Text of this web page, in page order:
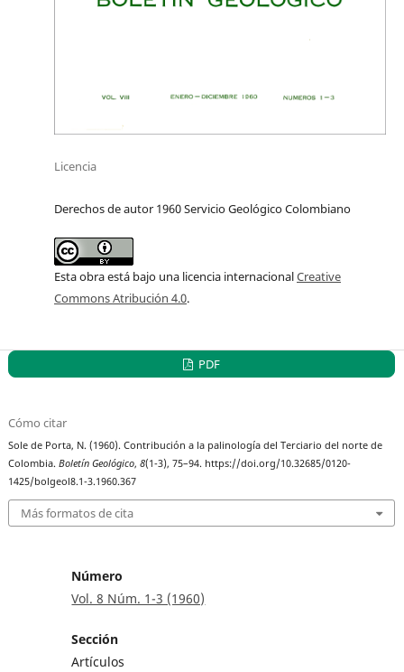
Licencia
Derechos de autor 1960 Servicio Geológico Colombiano
Esta obra está bajo una licencia internacionalCreative
Commons Atribución 4.0.
PDF
Cómo citar
Sole de Porta, N. (1960). Contribución a la palinología del Terciario del norte de
Colombia.Boletín Geológico,8(1-3), 75–94. https://doi.org/10.32685/0120-
1425/bolgeol8.1-3.1960.367
Más formatos de cita
Número
Vol. 8 Núm. 1-3 (1960)
Sección
Artículos